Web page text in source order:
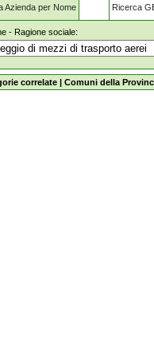
Azienda per Nome Ricerca
- Ragione sociale:
di-mezzi-di-trasporto-
correlate | Comuni della